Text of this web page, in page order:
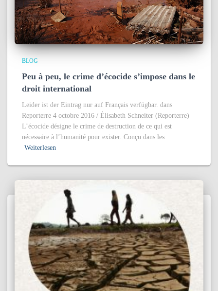
BLOG
Peu à peu, le crime d’écocide s’impose dans le
droit international
Leider ist der Eintrag nur auf Français verfügbar. dans
Reporterre 4 octobre 2016 / Élisabeth Schneiter (Reporterre)
L’écocide désigne le crime de destruction de ce qui est
nécessaire à l’humanité pour exister. Conçu dans les
Weiterlesen